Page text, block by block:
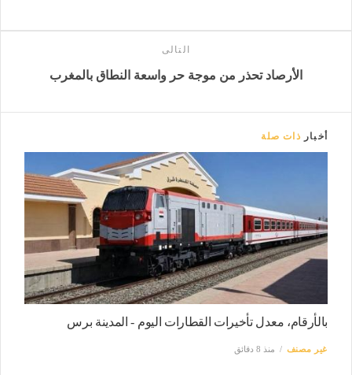
التالى
الأرصاد تحذر من موجة حر واسعة النطاق بالمغرب
أخبار ذات صلة
بالأرقام، معدل تأخيرات القطارات اليوم - المدينة برس
غير مصنف منذ 8 دقائق